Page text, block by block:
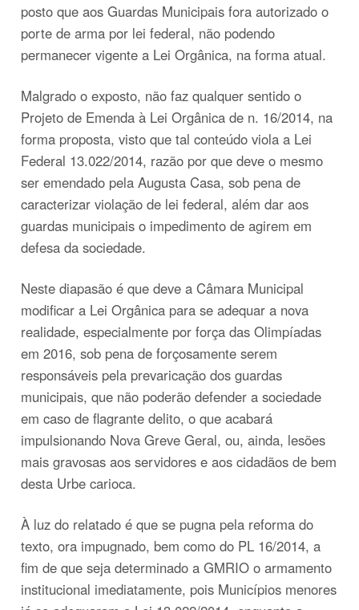
posto que aos Guardas Municipais fora autorizado o
porte de arma por lei federal, não podendo
permanecer vigente a Lei Orgânica, na forma atual.
Malgrado o exposto, não faz qualquer sentido o
Projeto de Emenda à Lei Orgânica de n. 16/2014, na
forma proposta, visto que tal conteúdo viola a Lei
Federal 13.022/2014, razão por que deve o mesmo
ser emendado pela Augusta Casa, sob pena de
caracterizar violação de lei federal, além dar aos
guardas municipais o impedimento de agirem em
defesa da sociedade.
Neste diapasão é que deve a Câmara Municipal
modificar a Lei Orgânica para se adequar a nova
realidade, especialmente por força das Olimpíadas
em 2016, sob pena de forçosamente serem
responsáveis pela prevaricação dos guardas
municipais, que não poderão defender a sociedade
em caso de flagrante delito, o que acabará
impulsionando Nova Greve Geral, ou, ainda, lesões
mais gravosas aos servidores e aos cidadãos de bem
desta Urbe carioca.
À luz do relatado é que se pugna pela reforma do
texto, ora impugnado, bem como do PL 16/2014, a
fim de que seja determinado a GMRIO o armamento
institucional imediatamente, pois Municípios menores